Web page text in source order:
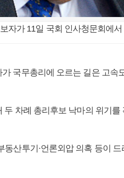
자가 11일 국회 인사청문회에
국무총리에 오르는 길은 고속
두 차례 총리후보 낙마의 위기
동산투기·언론외압 의혹 등이